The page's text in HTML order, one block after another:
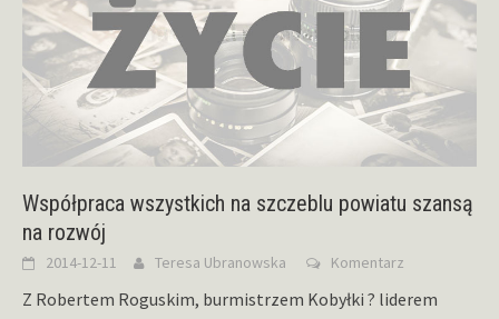
Współpraca wszystkich na szczeblu powiatu szansą
na rozwój
2014-12-11 Teresa Ubranowska Komentarz
Z Robertem Roguskim, burmistrzem Kobyłki ? liderem